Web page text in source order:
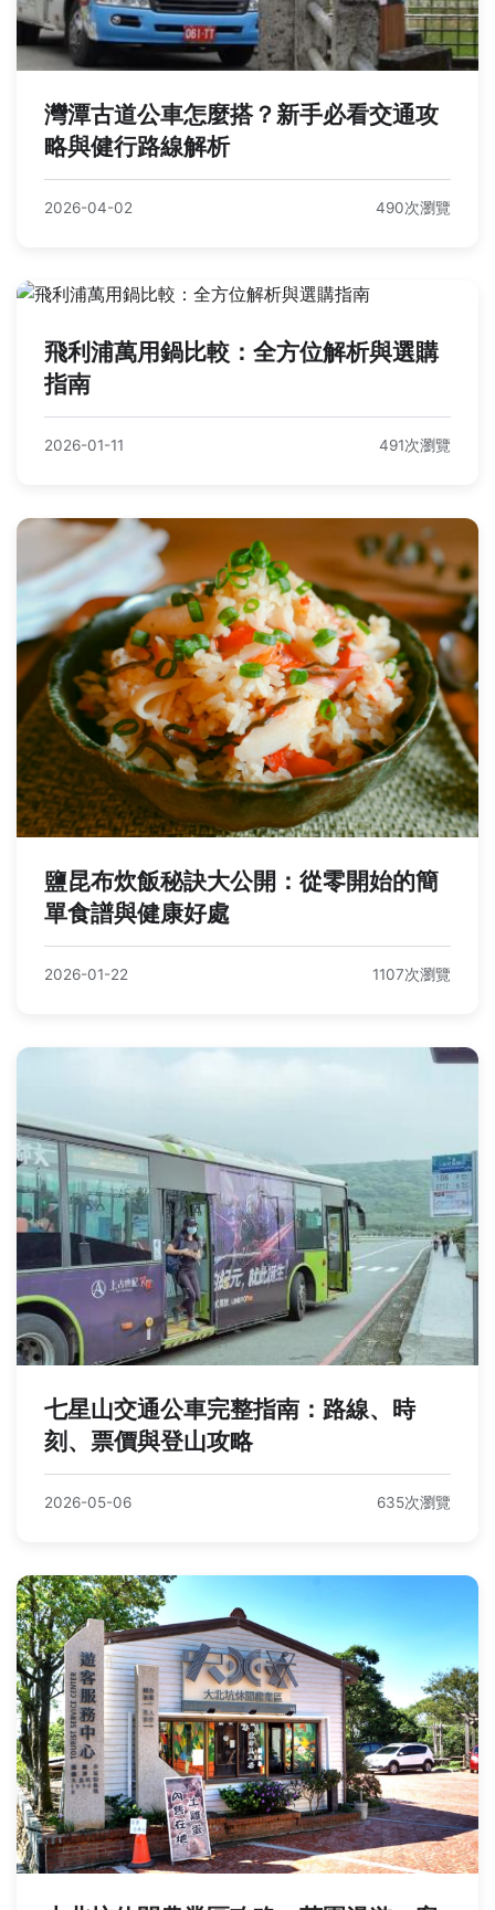
灣潭古道公車怎麼搭？新手必看交通攻
略與健行路線解析
2026-04-02 490次瀏覽
飛利浦萬用鍋比較：全方位解析與選購
指南
2026-01-11 491次瀏覽
鹽昆布炊飯秘訣大公開：從零開始的簡
單食譜與健康好處
2026-01-22 1107次瀏覽
七星山交通公車完整指南：路線、時
刻、票價與登山攻略
2026-05-06 635次瀏覽